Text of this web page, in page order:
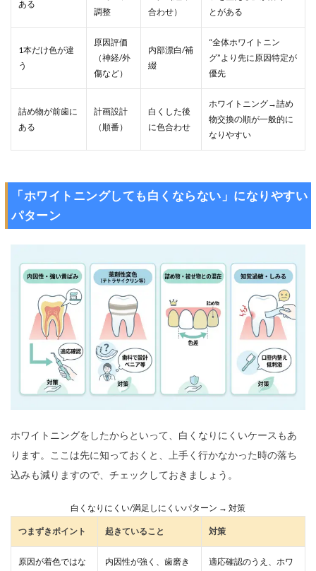
ある
調整
合わせ）
とがある
1本だけ色が違
う
原因評価
（神経/外
傷など）
内部漂白/補
綴
“全体ホワイトニン
グ”より先に原因特定が
優先
詰め物が前歯に
ある
計画設計
（順番）
白くした後
に色合わせ
ホワイトニング→詰め
物交換の順が一般的に
なりやすい
「ホワイトニングしても白くならない」になりやすい
パターン
ホワイトニングをしたからといって、白くなりにくいケースもあ
ります。ここは先に知っておくと、上手く行かなかった時の落ち
込みも減りますので、チェックしておきましょう。
白くなりにくい/満足しにくいパターン → 対策
つまずきポイント 起きていること 対策
原因が着色ではな
内因性が強く、歯磨き
適応確認のうえ、ホワ